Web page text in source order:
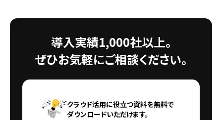
導入実績1,000社以上。
ぜひお気軽にご相談ください。
クラウド活用に役立つ資料を無料で
ダウンロードいただけます。